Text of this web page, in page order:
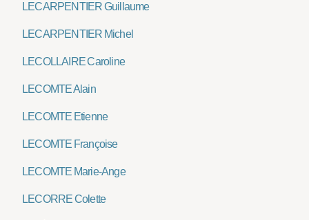
LECARPENTIER Guillaume
LECARPENTIER Michel
LECOLLAIRE Caroline
LECOMTE Alain
LECOMTE Etienne
LECOMTE Françoise
LECOMTE Marie-Ange
LECORRE Colette